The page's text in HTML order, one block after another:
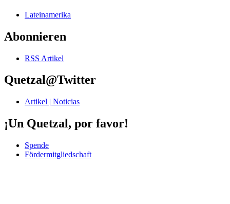
Lateinamerika
Abonnieren
RSS Artikel
Quetzal@Twitter
Artikel | Noticias
¡Un Quetzal, por favor!
Spende
Fördermitgliedschaft